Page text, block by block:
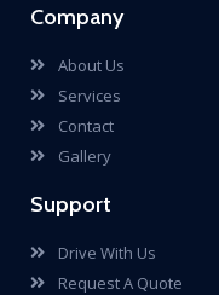
Company
About Us
Services
Contact
Gallery
Support
Drive With Us
Request A Quote